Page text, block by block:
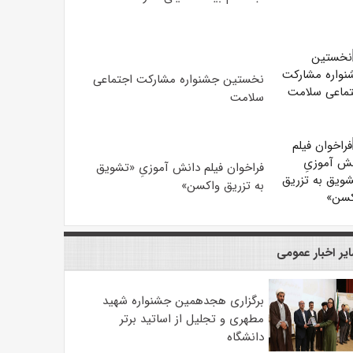
نخستین جشنواره مشارکت اجتماعی
سلامت
فراخوان فیلم دانش آموزیِ «تشویق
به تزریق واکسن»
اخبار عمومی
برگزاری هجدهمین جشنواره شهید
مطهری و تجلیل از اساتید برتر
دانشگاه